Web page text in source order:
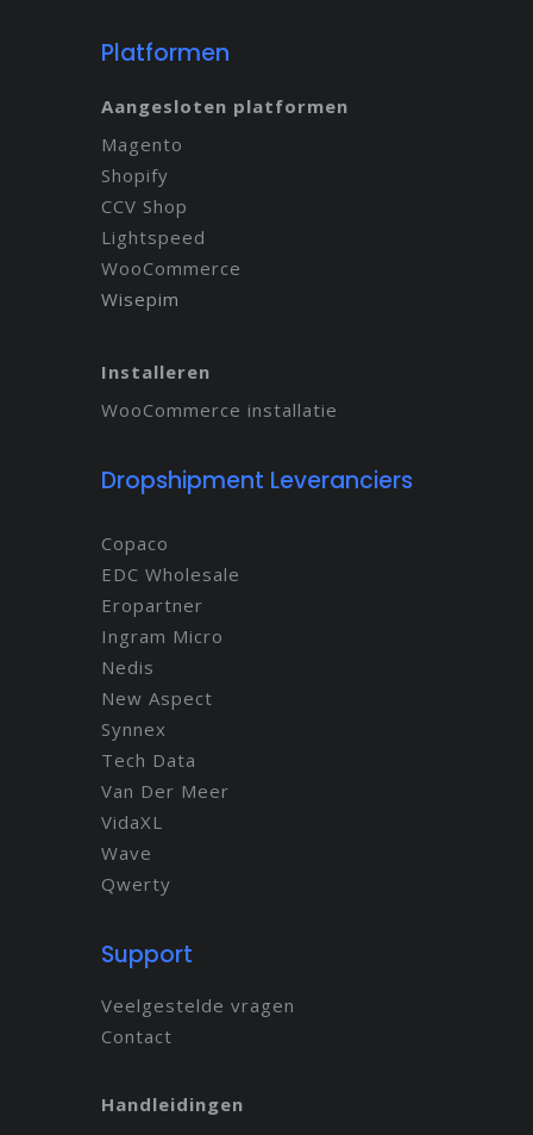
Platformen
Aangesloten platformen
Magento
Shopify
CCV Shop
Lightspeed
WooCommerce
Wisepim
Installeren
WooCommerce installatie
Dropshipment Leveranciers
Copaco
EDC Wholesale
Eropartner
Ingram Micro
Nedis
New Aspect
Synnex
Tech Data
Van Der Meer
VidaXL
Wave
Qwerty
Support
Veelgestelde vragen
Contact
Handleidingen